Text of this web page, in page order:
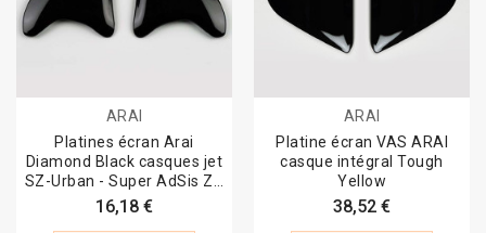
ARAI
Platines écran Arai
Diamond Black casques jet
SZ-Urban - Super AdSis ZR
-...
16,18 €
ARAI
Platine écran VAS ARAI
casque intégral Tough
Yellow
38,52 €